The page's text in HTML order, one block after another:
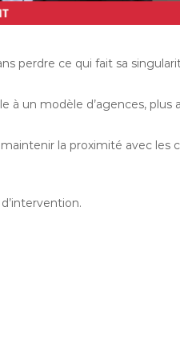
perdre ce qui fait sa
un modèle d’agences, plus
la proximité avec les